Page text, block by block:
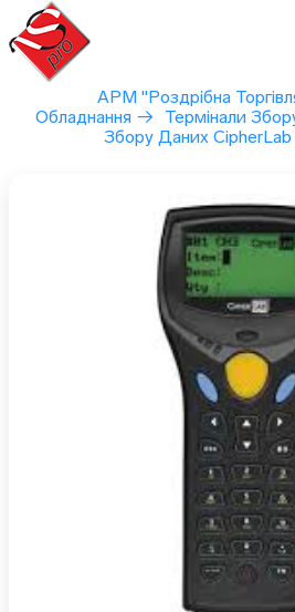
Перейти
вмісту
АРМ "Роздрібна
Обладнання → Термінали
Збору Даних